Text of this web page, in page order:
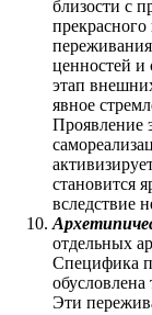
близости с
ценностей и
этап
явное
Проявление
становится
вследствие
отдельных
Специфика
Эти